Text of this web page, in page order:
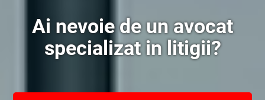
Ai nevoie de un avocat
specializat in litigii?